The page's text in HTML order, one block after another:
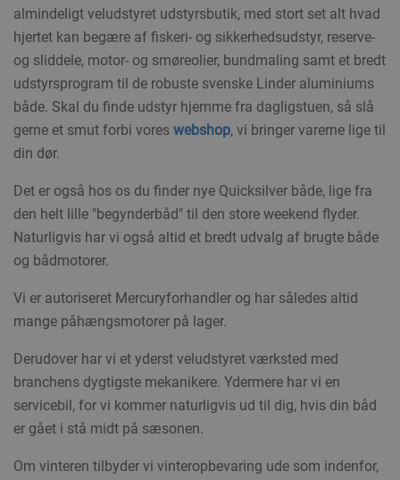
almindeligt veludstyret udstyrsbutik, med stort set alt hvad
hjertet kan begære af fiskeri- og sikkerhedsudstyr, reserve-
og sliddele, motor- og smøreolier, bundmaling samt et bredt
udstyrsprogram til de robuste svenske Linder aluminiums
både. Skal du finde udstyr hjemme fra dagligstuen, så slå
gerne et smut forbi vores webshop, vi bringer varerne lige til
din dør.
Det er også hos os du finder nye Quicksilver både, lige fra
den helt lille "begynderbåd" til den store weekend flyder.
Naturligvis har vi også altid et bredt udvalg af brugte både
og bådmotorer.
Vi er autoriseret Mercuryforhandler og har således altid
mange påhængsmotorer på lager.
Derudover har vi et yderst veludstyret værksted med
branchens dygtigste mekanikere. Ydermere har vi en
servicebil, for vi kommer naturligvis ud til dig, hvis din båd
er gået i stå midt på sæsonen.
Om vinteren tilbyder vi vinteropbevaring ude som indenfor,